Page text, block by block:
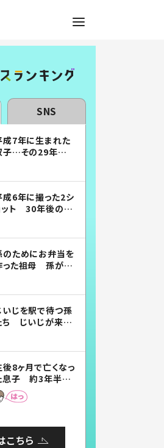
SNS
成7年に生まれた
子…その29年後
成6年に撮った2シ
ット 30年後の姿
のためにお弁当を
った祖母 孫が絶
いじを駅で待つ孫
ち じいじが来た
ない」「幸せにな
」
後8ヶ月で亡くなっ
息子 約3年半
当時の妻の日記
いてあった本音
こちら